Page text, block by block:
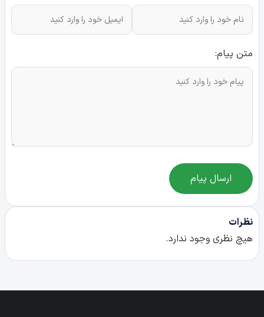
متن پیام:
ارسال پیام
نظرات
هیچ نظری وجود ندارد.